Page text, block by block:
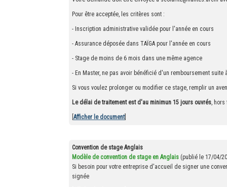
Pour être acceptée, les critères sont :
- Inscription administrative validée pour l'année en cours
- Assurance déposée dans TAÏGA pour l'année en cours
- Stage de moins de 6 mois dans une même agence
- En Master, ne pas avoir bénéficié d'un remboursement suite
Si vous voulez prolonger ou modifier ce stage, remplir un
Le délai de traitement est d'au minimun 15 jours ouvrés, hors
[Afficher le document]
Convention de stage Anglais
Modèle de convention de stage en Anglais (publié le 17/04/
Si besoin pour votre entreprise d'accueil de signer une
signée